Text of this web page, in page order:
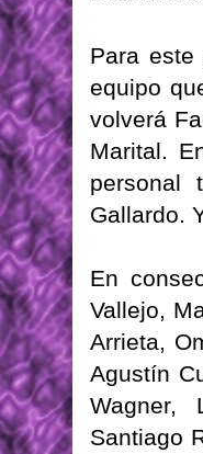
Para
equipo
volverá
Marital.
personal
Gallardo.
En
Vallejo,
Arrieta,
Agustín
Wagner,
Santiago